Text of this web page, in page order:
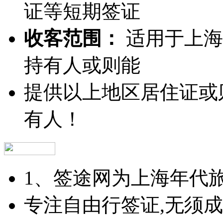
证等短期签证
收客范围： 适用于上
持有人或则能
提供以上地区居住证
有人！
1、签途网为上海年代
专注自由行签证,无须